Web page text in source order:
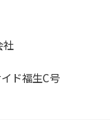
社
ド福生C号